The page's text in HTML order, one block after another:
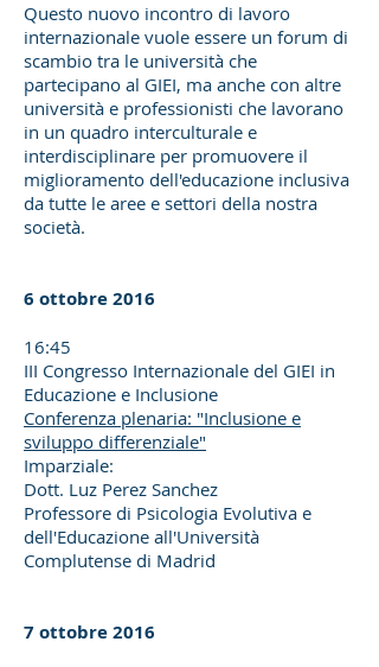
Questo nuovo incontro di lavoro
internazionale vuole essere un forum di
scambio tra le università che
partecipano al GIEI, ma anche con altre
università e professionisti che lavorano
in un quadro interculturale e
interdisciplinare per promuovere il
miglioramento dell'educazione inclusiva
da tutte le aree e settori della nostra
società.
6 ottobre 2016
16:45
III Congresso Internazionale del GIEI in
Educazione e Inclusione
Conferenza plenaria: "Inclusione e
sviluppo differenziale"
Imparziale:
Dott. Luz Perez Sanchez
Professore di Psicologia Evolutiva e
dell'Educazione all'Università
Complutense di Madrid
7 ottobre 2016